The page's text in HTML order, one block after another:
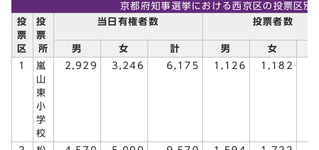
京都府知事選挙における西京区の投票区別
投
票
区
投
票
所
当日有権者数 投票者数
男 女 計 男 女
1
嵐
山
東
小
学
校
2,929 3,246 6,175 1,126 1,182